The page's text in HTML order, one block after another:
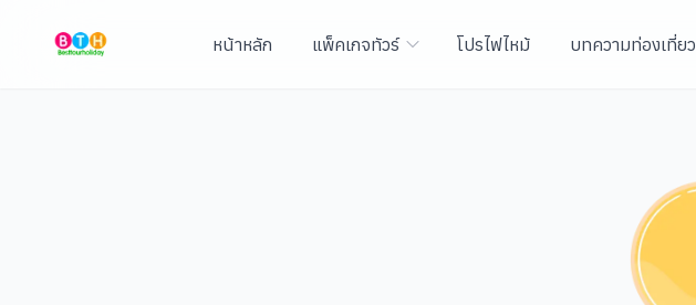
หน้าหลัก แพ็คเกจทัวร์ โปรไฟไหม้ บทความท่องเที่ยว